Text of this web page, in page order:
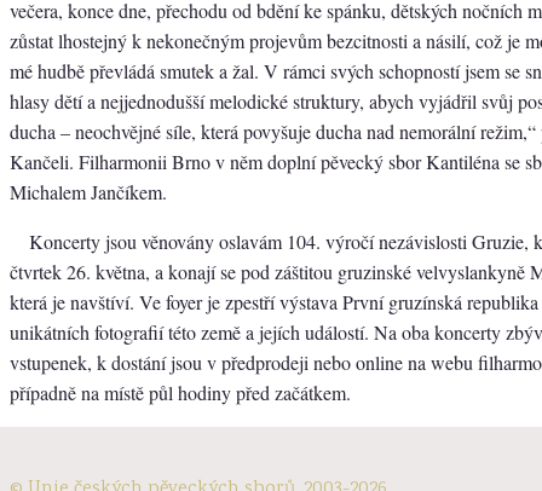
večera, konce dne, přechodu od bdění ke spánku, dětských nočních
zůstat lhostejný k nekonečným projevům bezcitnosti a násilí, což je
mé hudbě převládá smutek a žal. V rámci svých schopností jsem se
hlasy dětí a nejjednodušší melodické struktury, abych vyjádřil svůj
ducha – neochvějné síle, která povyšuje ducha nad nemorální
Kančeli. Filharmonii Brno v něm doplní pěvecký sbor Kantiléna se
Michalem Jančíkem.
Koncerty jsou věnovány oslavám 104. výročí nezávislosti Gruzie,
čtvrtek 26. května, a konají se pod záštitou gruzinské velvyslankyně
která je navštíví. Ve foyer je zpestří výstava První gruzínská
unikátních fotografií této země a jejích událostí. Na oba koncerty
vstupenek, k dostání jsou v předprodeji nebo online na webu
případně na místě půl hodiny před začátkem.